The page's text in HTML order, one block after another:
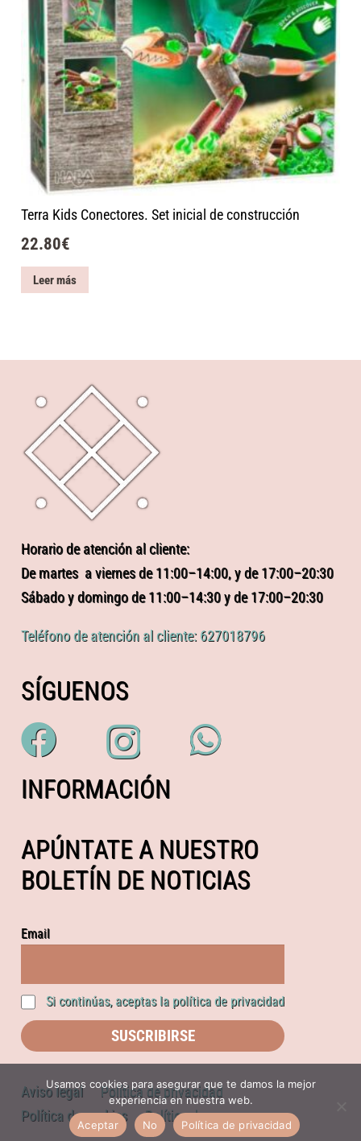
Terra Kids Conectores. Set inicial de construcción
22.80€
Leer más
Horario de atención al cliente:
De martes a viernes de 11:00–14:00, y de 17:00–20:30
Sábado y domingo de 11:00–14:30 y de 17:00–20:30
Teléfono de atención al cliente: 627018796
SÍGUENOS
INFORMACIÓN
APÚNTATE A NUESTRO
BOLETÍN DE NOTICIAS
Email
Si continúas, aceptas la política de privacidad
Aviso legal
Política de privacidad
Política de cookies
Política de compras
Usamos cookies para asegurar que te damos la mejor
experiencia en nuestra web.
Aceptar
No Política de privacidad